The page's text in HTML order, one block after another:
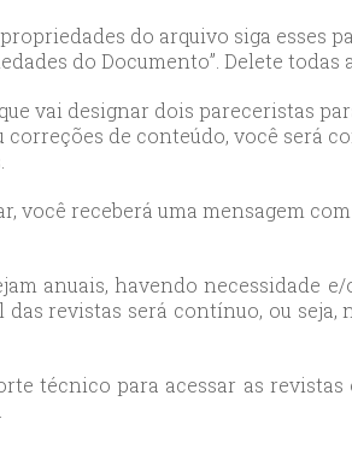
do arquivo siga esses
do Documento”. Delete todas
vai designar dois pareceristas
de conteúdo, você será
você receberá uma mensagem
anuais, havendo necessidade
revistas será contínuo, ou
técnico para acessar as